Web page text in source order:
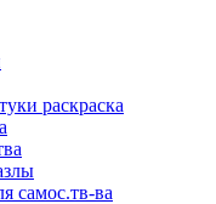
раскраска
самос.тв-ва